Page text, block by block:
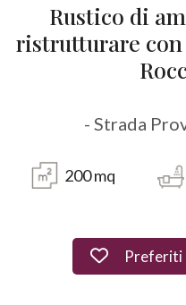
Rustico di
ristrutturare
- Strada
200mq
Preferiti:
Preferiti
Qualsiasi